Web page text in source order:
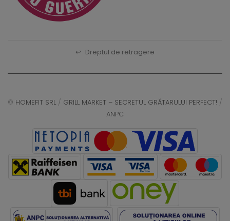
↩ Dreptul de retragere
© HOMEFIT SRL / GRILL MARKET – SECRETUL GRĂTARULUI PERFECT! /
ANPC